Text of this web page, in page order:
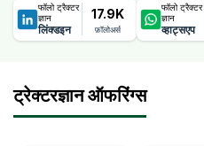
फॉलो ट्रैक्टर
ज्ञान
लिंक्डइन
17.9K
फ़ॉलोअर्स
फॉलो ट्रैक्टर
ज्ञान
व्हाट्सएप
ट्रेक्टरज्ञान ऑफरिंग्स